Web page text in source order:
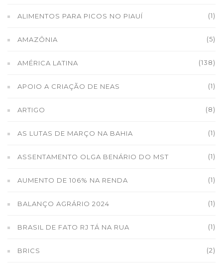
ALIMENTOS PARA PICOS NO PIAUÍ (1)
AMAZÔNIA (5)
AMÉRICA LATINA (138)
APOIO A CRIAÇÃO DE NEAS (1)
ARTIGO (8)
AS LUTAS DE MARÇO NA BAHIA (1)
ASSENTAMENTO OLGA BENÁRIO DO MST (1)
AUMENTO DE 106% NA RENDA (1)
BALANÇO AGRÁRIO 2024 (1)
BRASIL DE FATO RJ TÁ NA RUA (1)
BRICS (2)